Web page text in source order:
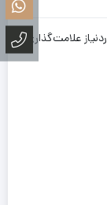
علامت‌گذاری